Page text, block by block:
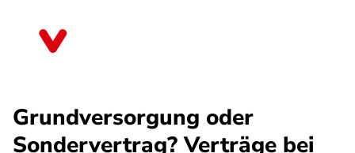
Grundversorgung oder
Sondervertrag? Verträge bei